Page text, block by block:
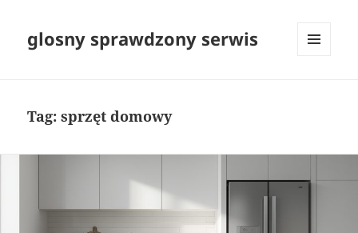
glosny sprawdzony serwis
Tag:sprzęt domowy